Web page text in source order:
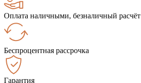
Оплата наличными, безналичный расчёт
Беспроцентная рассрочка
Гарантия